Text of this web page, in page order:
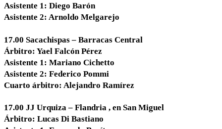
Asistente 1: Diego Barón
Asistente 2: Arnoldo Melgarejo
17.00 Sacachispas – Barracas Central
Árbitro: Yael Falcón Pérez
Asistente 1: Mariano Cichetto
Asistente 2: Federico Pommi
Cuarto árbitro: Alejandro Ramírez
17.00 JJ Urquiza – Flandria , en San Miguel
Árbitro: Lucas Di Bastiano